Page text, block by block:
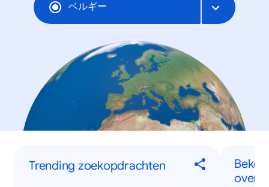
ベルギー
Trending zoekopdrachten